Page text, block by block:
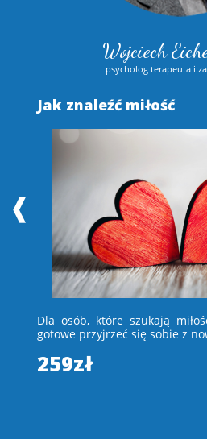
Wojciech
psycholog terapeuta i
Jak znaleźć miłość
Dla osób, które szukają
gotowe przyjrzeć się sobie z
259zł
❰